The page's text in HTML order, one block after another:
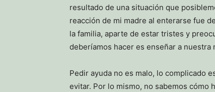
resultado de una situación que
reacción de mi madre al enterarse fue
la familia, aparte de estar tristes y
deberíamos hacer es enseñar a nuestra
Pedir ayuda no es malo, lo complicado
evitar. Por lo mismo, no sabemos cómo